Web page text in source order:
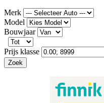
Merk
Model
Bouwjaar
Prijs klasse
Zoek